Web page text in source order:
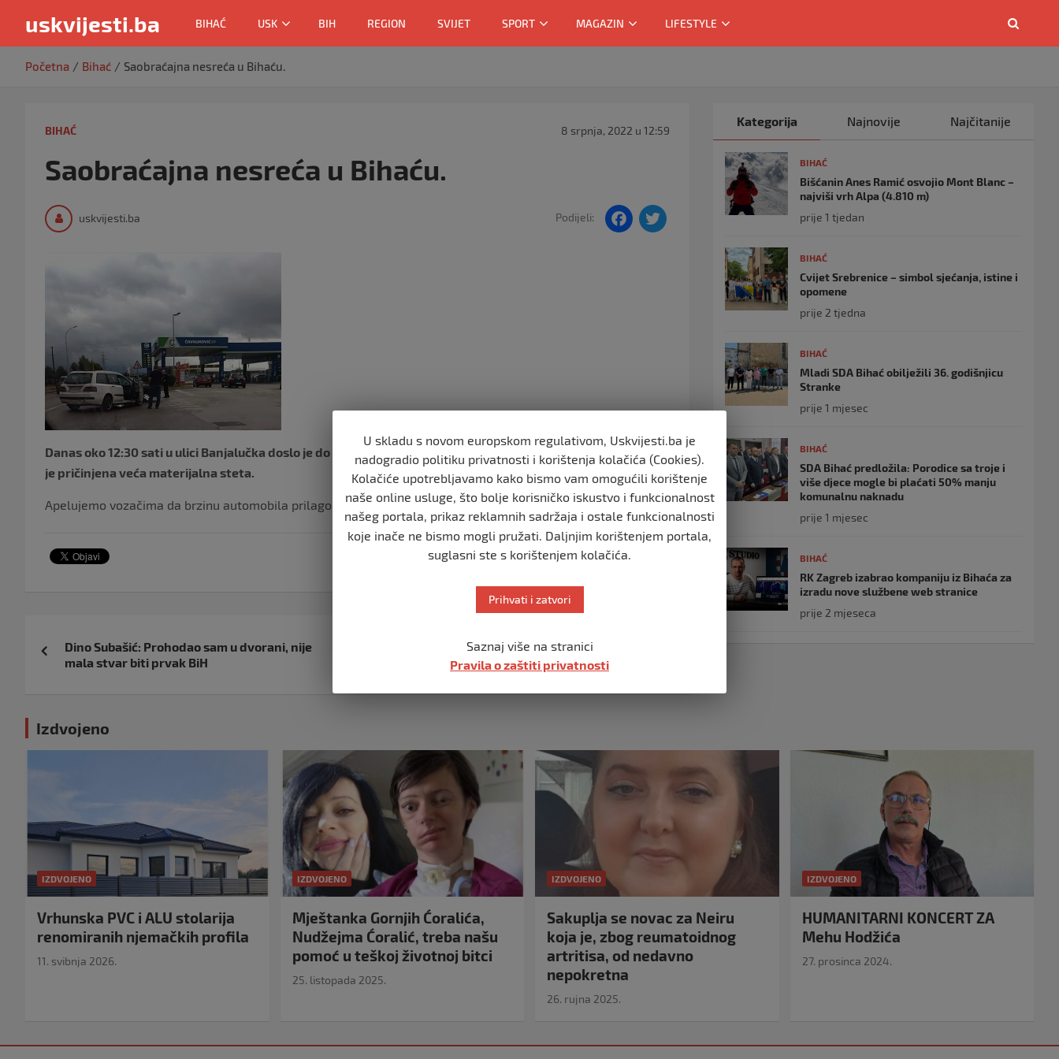
uskvijesti.ba BIHAĆ USK BIH REGION SVIJET SPORT MAGAZIN LIFESTYLE
Početna Bihać Saobraćajna nesreća u Bihaću.
BIHAĆ 8 srpnja, 2022 u 12:59
Saobraćajna nesreća u Bihaću.
uskvijesti.ba Podijeli:
F
Danas oko 12:30 sati u ulici Banjalučka doslo je do sabraćajne nesreće izmedju dva motorna vozila pri čemu
je pričinjena veća materijalna steta.
Apelujemo vozačima da brzinu automobila prilagode uvjetima na cesti.
objava
Dino Subašić: Prohodao sam u dvorani, nije
mala stvar biti prvak BiH
(FOTO)Bihać:Tezak udes na ulazu u Grad.
Kategorija Najnovije Najčitanije
BIHAĆ
Bišćanin Anes Ramić osvojio Mont Blanc –
najviši vrh Alpa (4.810 m)
prije 1 tjedan
BIHAĆ
Cvijet Srebrenice – simbol sjećanja, istine i
opomene
prije 2 tjedna
BIHAĆ
Mladi SDA Bihać obilježili 36. godišnjicu
Stranke
prije 1 mjesec
BIHAĆ
SDA Bihać predložila: Porodice sa troje i
više djece mogle bi plaćati 50% manju
komunalnu naknadu
prije 1 mjesec
BIHAĆ
RK Zagreb izabrao kompaniju iz Bihaća za
izradu nove službene web stranice
prije 2 mjeseca
Izdvojeno
IZDVOJENO
Vrhunska PVC i ALU stolarija
renomiranih njemačkih profila
11. svibnja 2026.
IZDVOJENO
Mještanka Gornjih Ćoralića,
Nudžejma Ćoralić, treba našu
pomoć u teškoj životnoj bitci
25. listopada 2025.
IZDVOJENO
Sakuplja se novac za Neiru
koja je, zbog reumatoidnog
artritisa, od nedavno
nepokretna
26. rujna 2025.
IZDVOJENO
HUMANITARNI KONCERT ZA
Mehu Hodžića
27. prosinca 2024.
U skladu s novom europskom regulativom, Uskvijesti.ba je
nadogradio politiku privatnosti i korištenja kolačića (Cookies).
Kolačiće upotrebljavamo kako bismo vam omogućili korištenje
naše online usluge, što bolje korisničko iskustvo i funkcionalnost
našeg portala, prikaz reklamnih sadržaja i ostale funkcionalnosti
koje inače ne bismo mogli pružati. Daljnjim korištenjem portala,
suglasni ste s korištenjem kolačića.
Prihvati i zatvori
Saznaj više na stranici
Pravila o zaštiti privatnosti